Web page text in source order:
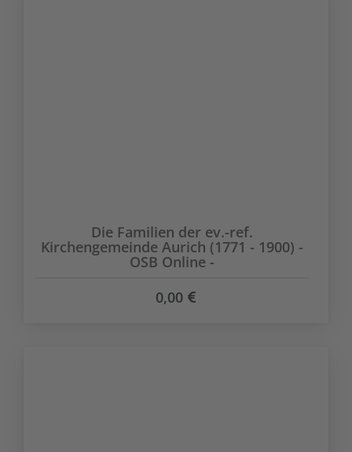
Die Familien der ev.-ref.
Kirchengemeinde Aurich (1771 - 1900) -
OSB Online -
0,00